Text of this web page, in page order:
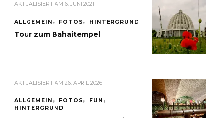
AKTUALISIERT AM 6. JUNI 2021
ALLGEMEIN FOTOS HINTERGRUND
Tour zum Bahaitempel
AKTUALISIERT AM 26. APRIL 2026
ALLGEMEIN FOTOS
FUN
HINTERGRUND